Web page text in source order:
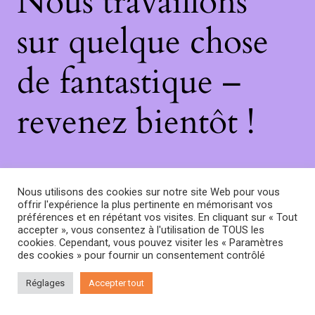
sur quelque chose
de fantastique –
revenez bientôt !
Nous utilisons des cookies sur notre site Web pour vous
offrir l'expérience la plus pertinente en mémorisant vos
préférences et en répétant vos visites. En cliquant sur « Tout
accepter », vous consentez à l'utilisation de TOUS les
cookies. Cependant, vous pouvez visiter les « Paramètres
des cookies » pour fournir un consentement contrôlé
Réglages Accepter tout